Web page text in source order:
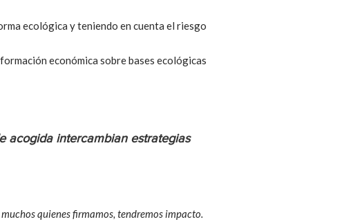
ecológica y teniendo en cuenta el riesgo
económica sobre bases ecológicas
acogida intercambian estrategias
muchos quienes firmamos, tendremos impacto.